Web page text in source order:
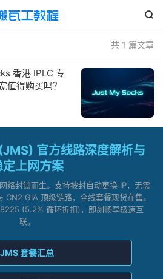

共 1 篇文章
香港 IPLC 专
值得购买吗？
官方线路深度解析与
定上网方案
络封锁而生。支持被封自动更换 IP，无需
CN2 GIA 顶级链路，全线套餐现货在售。
(5.2% 循环折扣)，即刻畅享极速互
联。
JMS 套餐汇总